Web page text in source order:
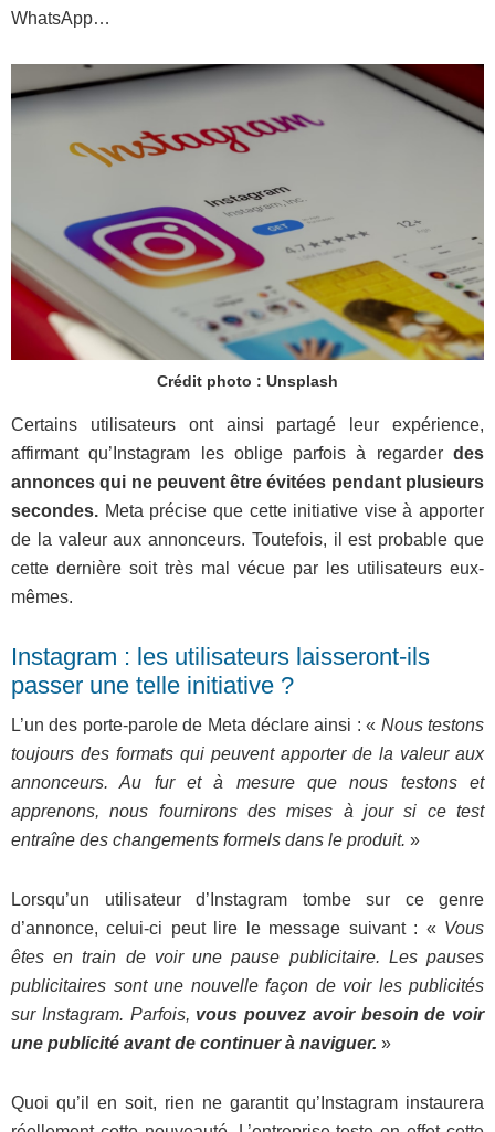
WhatsApp…
Crédit photo : Unsplash
Certains utilisateurs ont ainsi partagé leur expérience,
affirmant qu’Instagram les oblige parfois à regarder des
annonces qui ne peuvent être évitées pendant plusieurs
secondes. Meta précise que cette initiative vise à apporter
de la valeur aux annonceurs. Toutefois, il est probable que
cette dernière soit très mal vécue par les utilisateurs eux-
mêmes.
Instagram : les utilisateurs laisseront-ils
passer une telle initiative ?
L’un des porte-parole de Meta déclare ainsi : « Nous testons
toujours des formats qui peuvent apporter de la valeur aux
annonceurs. Au fur et à mesure que nous testons et
apprenons, nous fournirons des mises à jour si ce test
entraîne des changements formels dans le produit. »
Lorsqu’un utilisateur d’Instagram tombe sur ce genre
d’annonce, celui-ci peut lire le message suivant : « Vous
êtes en train de voir une pause publicitaire. Les pauses
publicitaires sont une nouvelle façon de voir les publicités
sur Instagram. Parfois, vous pouvez avoir besoin de voir
une publicité avant de continuer à naviguer. »
Quoi qu’il en soit, rien ne garantit qu’Instagram instaurera